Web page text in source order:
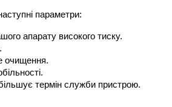
параметри:
апарату високого тиску.
очищення.
термін служби пристрою.